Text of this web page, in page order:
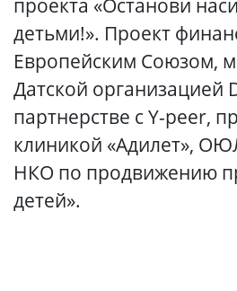
детьми!». Проект
Европейским Союзом,
Датской организацией
партнерстве с Y-peer,
клиникой «Адилет»,
НКО по продвижению
детей».